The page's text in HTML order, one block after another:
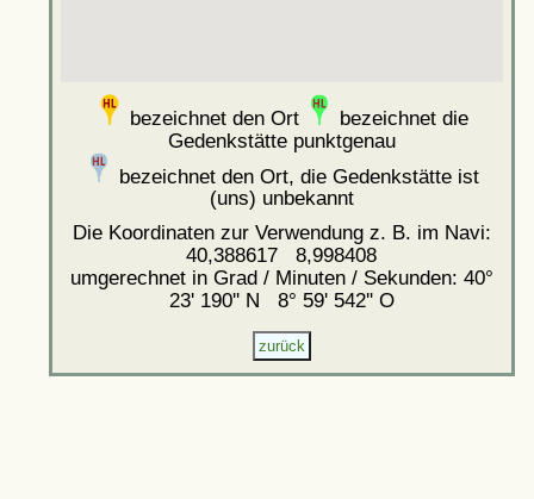
bezeichnet den Ort
bezeichnet die
Gedenkstätte punktgenau
bezeichnet den Ort, die Gedenkstätte ist
(uns) unbekannt
Die Koordinaten zur Verwendung z. B. im Navi:
40,388617 8,998408
umgerechnet in Grad / Minuten / Sekunden: 40°
23' 190'' N 8° 59' 542'' O